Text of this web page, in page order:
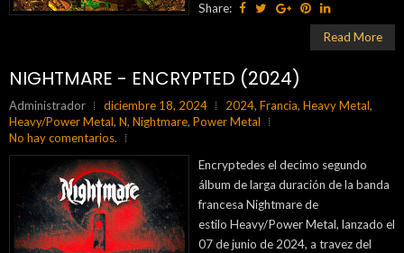
Share:
Read More
NIGHTMARE - ENCRYPTED (2024)
Administrador diciembre 18, 2024 2024, Francia, Heavy Metal,
Heavy/Power Metal, N, Nightmare, Power Metal
No hay comentarios.
Encryptedes el decimo segundo
álbum de larga duración de la banda
francesa Nightmare de
estilo Heavy/Power Metal, lanzado el
07 de junio de 2024, a travez del